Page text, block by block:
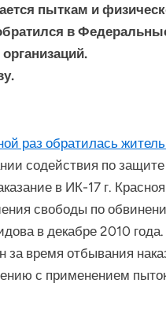
пыткам и
в
раз обратилась
содействия по
в ИК-17 г.
свободы по
в декабре 2010 года.
за время отбывания
с применением